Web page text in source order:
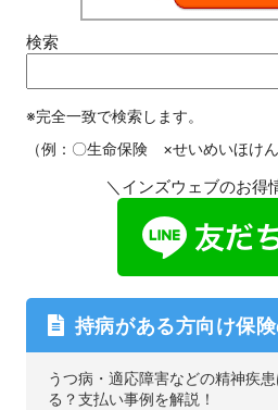
検索
※完全一致で検索します。
（例：〇生命保険 ×せいめいほけん
＼インズウェブのお得
持病がある方向け保
うつ病・適応障害などの精神疾
る？支払い事例を解説！